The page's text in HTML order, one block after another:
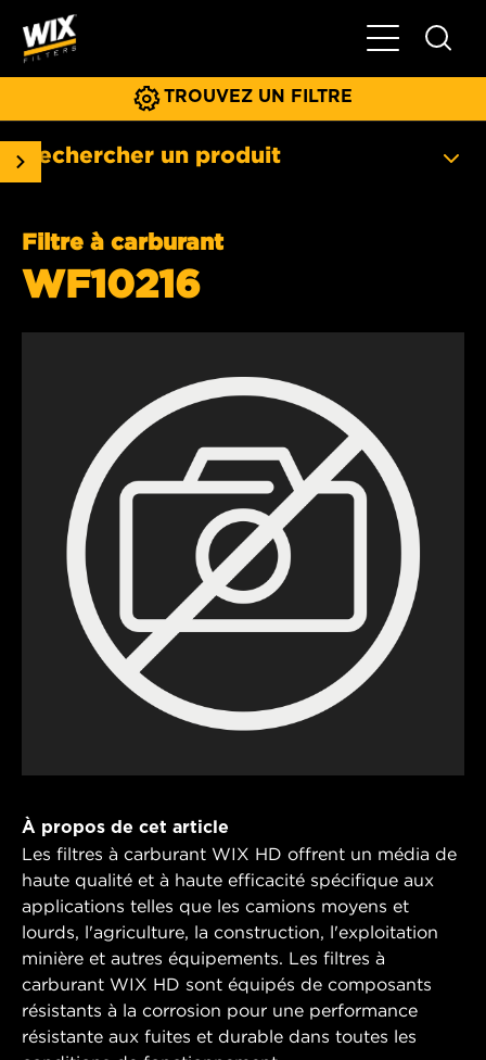
Basculer la
TROUVEZ UN FILTRE
Rechercher un produit
Filtre à carburant
WF10216
À propos de cet article
Les filtres à carburant WIX HD offrent un média de
haute qualité et à haute efficacité spécifique aux
applications telles que les camions moyens et
lourds, l'agriculture, la construction, l'exploitation
minière et autres équipements. Les filtres à
carburant WIX HD sont équipés de composants
résistants à la corrosion pour une performance
résistante aux fuites et durable dans toutes les